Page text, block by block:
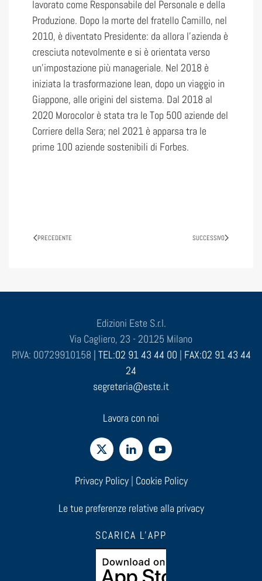
lavorato come Responsabile del Personale e della
Produzione. Dopo la morte del fratello Camillo, nel
2010, è diventato Presidente: da allora l’azienda è
cresciuta notevolmente e si è orientata verso
un’impostazione più manageriale. Nel 2018 è
iniziata la trasformazione lean, dopo un viaggio in
Giappone, alle origini del sistema. Dal 2018 al
2020 Morocolor è stata tra le Top 500 aziende del
Corriere della Sera; nel 2021 è apparsa tra le
prime 100 aziende sostenibili di Forbes.
PRECEDENTE SUCCESSIVO
Edizioni Este S.r.l.
Via Cagliero, 23 - 20125 Milano
P.IVA: 00729910158 | TEL:02 91 43 44 00 | FAX:02 91 43 44
24
segreteria@este.it
Lavora con noi
Privacy Policy| Cookie Policy
Le tue preferenze relative alla privacy
SCARICA L'APP